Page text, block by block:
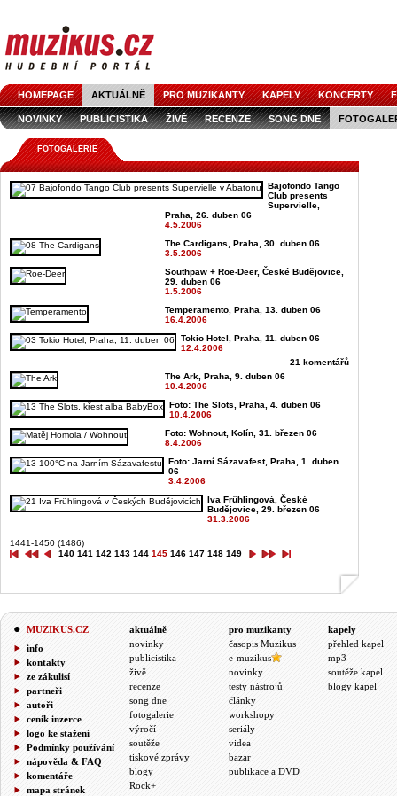
HOMEPAGE AKTUÁLNĚ PRO MUZIKANTY KAPELY KONCERTY
NOVINKY PUBLICISTIKA ŽIVĚ RECENZE SONG DNE
FOTOGALERIE
Bajofondo Tango
Club presents
Supervielle,
Praha, 26. duben 06
4.5.2006
The Cardigans, Praha, 30. duben 06
3.5.2006
Southpaw + Roe-Deer, České Budějovice,
29. duben 06
1.5.2006
Temperamento, Praha, 13. duben 06
16.4.2006
Tokio Hotel, Praha, 11. duben 06
12.4.2006
21 komentářů
The Ark, Praha, 9. duben 06
10.4.2006
Foto: The Slots, Praha, 4. duben 06
10.4.2006
Foto: Wohnout, Kolín, 31. březen 06
8.4.2006
Foto: Jarní Sázavafest, Praha, 1. duben
06
3.4.2006
Iva Frühlingová, České
Budějovice, 29. březen 06
31.3.2006
1441-1450 (1486)
140 141 142 143 144 145 146 147 148 149
MUZIKUS.CZ
info
kontakty
ze zákulisí
partneři
autoři
ceník inzerce
logo ke stažení
Podmínky používání
nápověda & FAQ
komentáře
mapa stránek
aktuálně
novinky
publicistika
živě
recenze
song dne
fotogalerie
výročí
soutěže
tiskové zprávy
blogy
Rock+
pro muzikanty
časopis Muzikus
e-muzikus
novinky
testy nástrojů
články
workshopy
seriály
videa
bazar
publikace a DVD
kapely
přehled kapel
mp3
soutěže kapel
blogy kapel